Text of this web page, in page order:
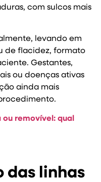
com sulcos mais
levando em
de flacidez, formato
Gestantes,
ou doenças ativas
ainda mais
ou removível: qual
das linhas